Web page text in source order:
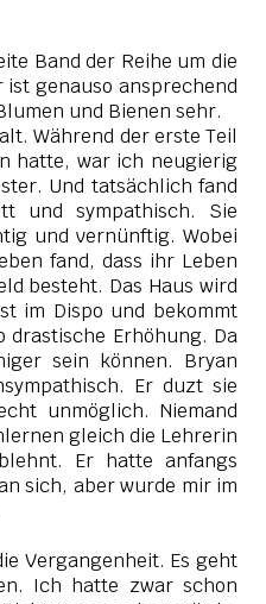
Band der Reihe um die
ist genauso ansprechend
und Bienen sehr.
Während der erste Teil
hatte, war ich neugierig
Und tatsächlich fand
und sympathisch. Sie
und vernünftig. Wobei
fand, dass ihr Leben
besteht. Das Haus wird
im Dispo und bekommt
drastische Erhöhung. Da
sein können. Bryan
Er duzt sie
unmöglich. Niemand
gleich die Lehrerin
Er hatte anfangs
sich, aber wurde mir im
Vergangenheit. Es geht
Ich hatte zwar schon